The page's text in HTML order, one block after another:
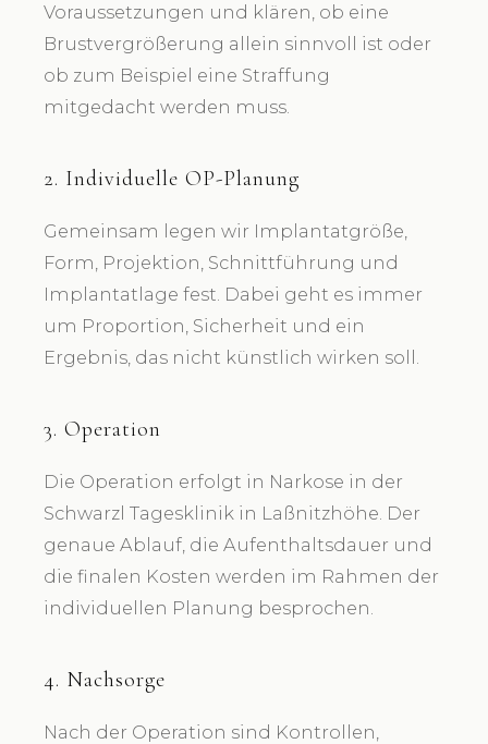
Voraussetzungen und klären, ob eine
Brustvergrößerung allein sinnvoll ist oder
ob zum Beispiel eine Straffung
mitgedacht werden muss.
2. Individuelle OP-Planung
Gemeinsam legen wir Implantatgröße,
Form, Projektion, Schnittführung und
Implantatlage fest. Dabei geht es immer
um Proportion, Sicherheit und ein
Ergebnis, das nicht künstlich wirken soll.
3. Operation
Die Operation erfolgt in Narkose in der
Schwarzl Tagesklinik in Laßnitzhöhe. Der
genaue Ablauf, die Aufenthaltsdauer und
die finalen Kosten werden im Rahmen der
individuellen Planung besprochen.
4. Nachsorge
Nach der Operation sind Kontrollen,